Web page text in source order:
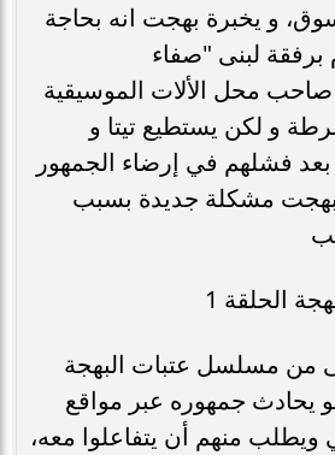
و يخبرة بهجت انه بحاجة
برفقة لبنى "صفاء
محل الألات الموسيقية
و لكن يستطيع تيتا و
بعد فشلهم في إرضاء الجمهور
بهجت مشكلة جديدة بسبب
الحلقة 1
من مسلسل عتبات البهجة
يحادث جمهوره عبر مواقع
ويطلب منهم أن يتفاعلوا معه،